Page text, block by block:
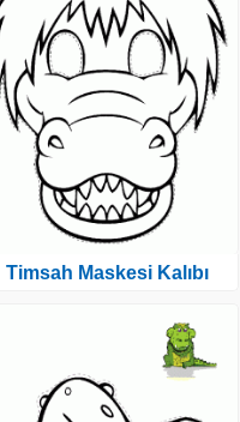
Timsah Maskesi Kalıbı